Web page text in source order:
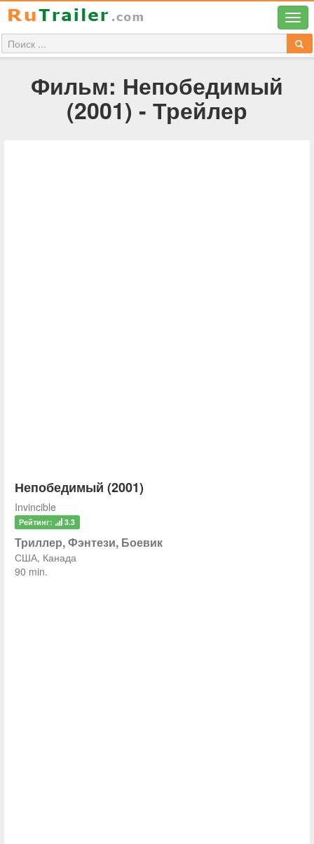
Фильм: Непобедимый
(2001) - Трейлер
Непобедимый (2001)
Invincible
Рейтинг: 3.3
Триллер, Фэнтези, Боевик
США, Канада
90 min.